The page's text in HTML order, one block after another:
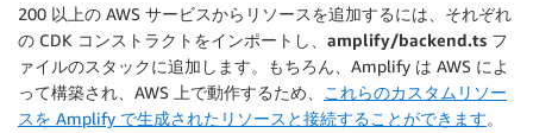
200 以上の AWS サービスからリソースを追加するには、それぞれ
の CDK コンストラクトをインポートし、 amplify/backend.ts フ
ァイルのスタックに追加します。もちろん、Amplify は AWS によ
って構築され、AWS 上で動作するため、
これらのカスタムリソー
スを Amplify で生成されたリソースと接続することができます。